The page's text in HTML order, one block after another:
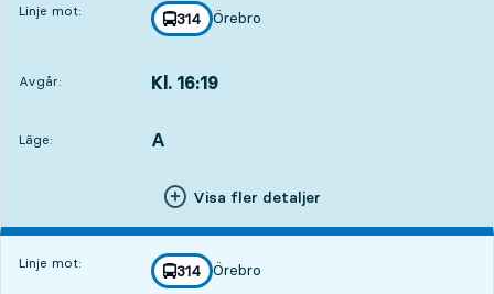
Linje mot: linje
314
mot
Örebro
,
Avgår: Kl. 16:19
Läge:
LÄGE, A
,
Visa fler detaljer
Linje mot: linje
314
mot
Örebro
,